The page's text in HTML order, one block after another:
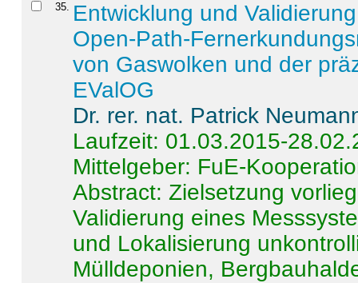
35. Entwicklung und
Open-Path-
von Gaswolken und der
EValOG
Dr. rer. nat. Patrick
Laufzeit: 01.03.2015-
Mittelgeber: FuE-
Abstract:Zielsetzung
Validierung eines
und Lokalisierung
Mülldeponien,